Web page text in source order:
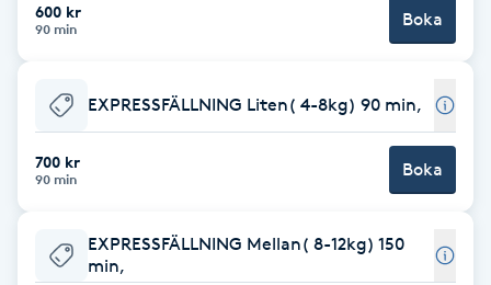
Fettreducering
Fibromassage
Fillers
Fotmassage
600 kr
90 min Boka
EXPRESSFÄLLNING Liten( 4-8kg) 90 min,
700 kr
90 min Boka
EXPRESSFÄLLNING Mellan( 8-12kg) 150
min,